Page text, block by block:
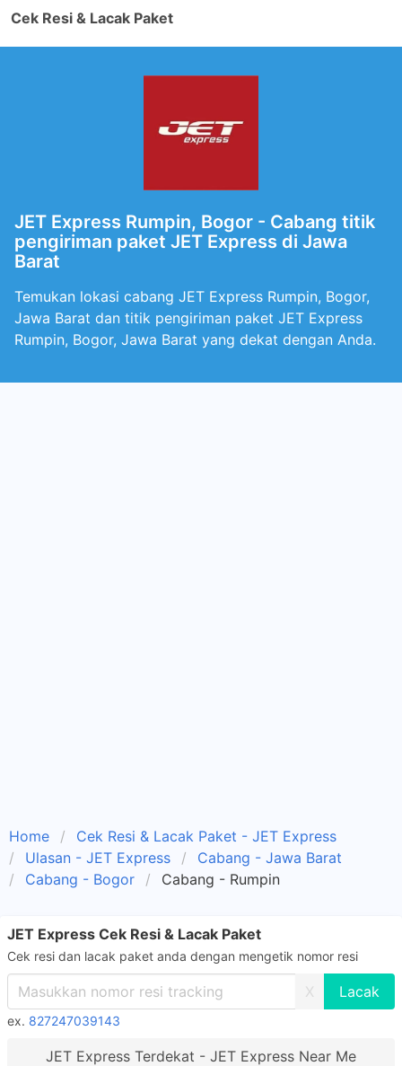
Cek Resi & Lacak Paket
JET Express Rumpin, Bogor - Cabang titik
pengiriman paket JET Express di Jawa
Barat
Temukan lokasi cabang JET Express Rumpin, Bogor,
Jawa Barat dan titik pengiriman paket JET Express
Rumpin, Bogor, Jawa Barat yang dekat dengan Anda.
Home
Cek Resi & Lacak Paket - JET Express
Ulasan - JET Express
Cabang - Jawa Barat
Cabang - Bogor
Cabang - Rumpin
JET Express Cek Resi & Lacak Paket
Cek resi dan lacak paket anda dengan mengetik nomor resi
X
ex. 827247039143
JET Express Terdekat - JET Express Near Me